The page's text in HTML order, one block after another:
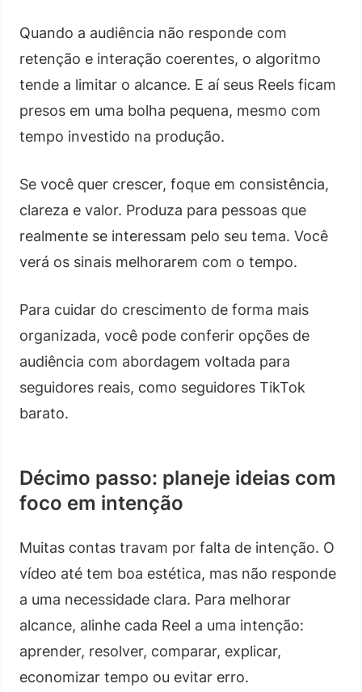
Quando a audiência não responde com
retenção e interação coerentes, o algoritmo
tende a limitar o alcance. E aí seus Reels ficam
presos em uma bolha pequena, mesmo com
tempo investido na produção.
Se você quer crescer, foque em consistência,
clareza e valor. Produza para pessoas que
realmente se interessam pelo seu tema. Você
verá os sinais melhorarem com o tempo.
Para cuidar do crescimento de forma mais
organizada, você pode conferir opções de
audiência com abordagem voltada para
seguidores reais, como seguidores TikTok
barato.
Décimo passo: planeje ideias com
foco em intenção
Muitas contas travam por falta de intenção. O
vídeo até tem boa estética, mas não responde
a uma necessidade clara. Para melhorar
alcance, alinhe cada Reel a uma intenção:
aprender, resolver, comparar, explicar,
economizar tempo ou evitar erro.